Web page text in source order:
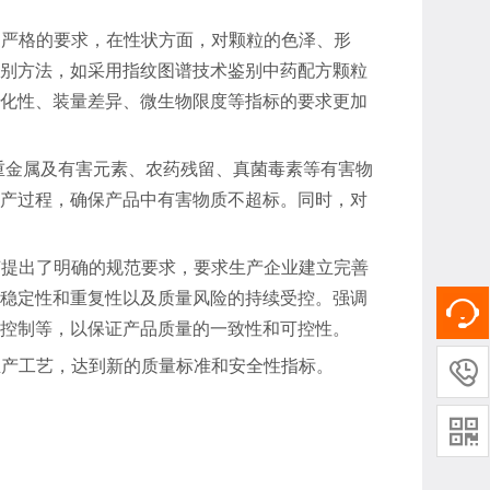
格的要求，在性状方面，对颗粒的色泽、形
方法，如采用指纹图谱技术鉴别中药配方颗粒
性、装量差异、微生物限度等指标的要求更加
属及有害元素、农药残留、真菌毒素等有害物
过程，确保产品中有害物质不超标。同时，对
出了明确的规范要求，要求生产企业建立完善
定性和重复性以及质量风险的持续受控。强调
制等，以保证产品质量的一致性和可控性。
工艺，达到新的质量标准和安全性指标。

